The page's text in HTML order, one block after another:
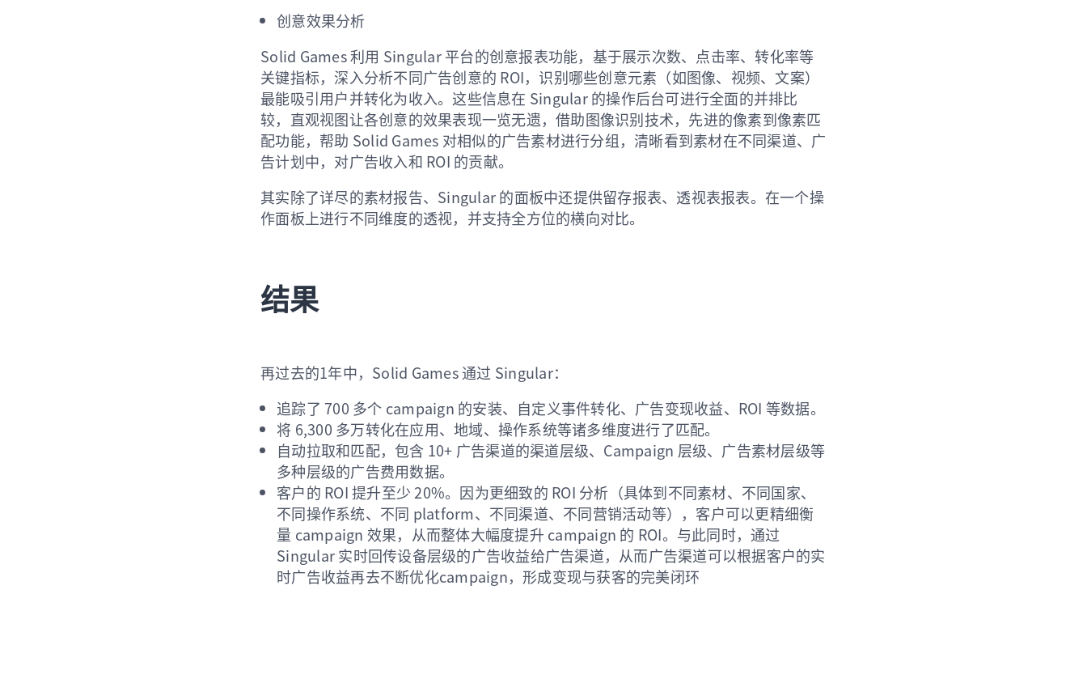
创意效果分析
Solid Games 利用 Singular 平台的创意报表功能，基于展示次数、点击率、转化率等
关键指标，深入分析不同广告创意的 ROI，识别哪些创意元素（如图像、视频、文案）
最能吸引用户并转化为收入。这些信息在 Singular 的操作后台可进行全面的并排比
较，直观视图让各创意的效果表现一览无遗，借助图像识别技术，先进的像素到像素匹
配功能，帮助 Solid Games 对相似的广告素材进行分组，清晰看到素材在不同渠道、广
告计划中，对广告收入和 ROI 的贡献。
其实除了详尽的素材报告、Singular 的面板中还提供留存报表、透视表报表。在一个操
作面板上进行不同维度的透视，并支持全方位的横向对比。
结果
再过去的1年中，Solid Games 通过 Singular：
追踪了 700 多个 campaign 的安装、自定义事件转化、广告变现收益、ROI 等数据。
将 6,300 多万转化在应用、地域、操作系统等诸多维度进行了匹配。
自动拉取和匹配，包含 10+ 广告渠道的渠道层级、Campaign 层级、广告素材层级等
多种层级的广告费用数据。
客户的 ROI 提升至少 20%。因为更细致的 ROI 分析（具体到不同素材、不同国家、
不同操作系统、不同 platform、不同渠道、不同营销活动等），客户可以更精细衡
量 campaign 效果，从而整体大幅度提升 campaign 的 ROI。与此同时，通过
Singular 实时回传设备层级的广告收益给广告渠道，从而广告渠道可以根据客户的实
时广告收益再去不断优化campaign，形成变现与获客的完美闭环